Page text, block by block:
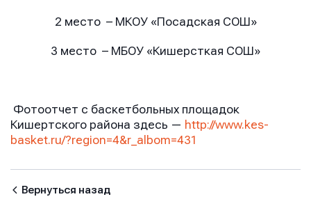
2 место – МКОУ «Посадская СОШ»
3 место – МБОУ «Кишерсткая СОШ»
Фотоотчет с баскетбольных площадок
Кишертского района здесь — http://www.kes-
basket.ru/?region=4&r_albom=431
Вернуться назад
Телефон
Сообщение
Телефон
Сообщение
Телефон
Сообщение